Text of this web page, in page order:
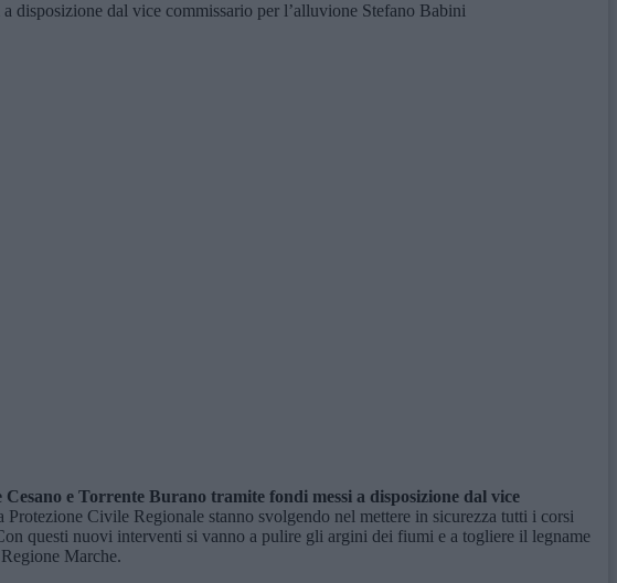
dal vice commissario per l’alluvione Stefano Babini
e Torrente Burano tramite fondi messi a disposizione dal vice
Civile Regionale stanno svolgendo nel mettere in sicurezza tutti i corsi
questi nuovi interventi si vanno a pulire gli argini dei fiumi e a togliere il legname
Marche.